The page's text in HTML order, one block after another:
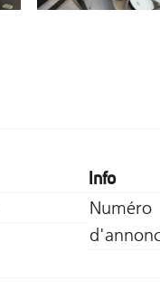
Info
Numéro